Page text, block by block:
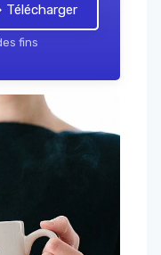
Télécharger
fins